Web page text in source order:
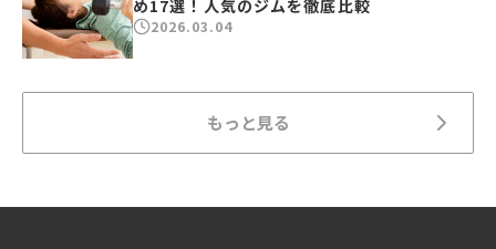
め17選！人気のジムを徹底比較
2026.03.04
もっと見る